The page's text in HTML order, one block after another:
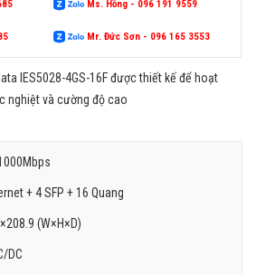
Ms. Hồng - 096 191 9559
Mr. Đức Sơn - 096 165 3553
IES5028-4GS-16F được thiết kế để hoạt
nghiệt và cường độ cao
+ 4 SFP + 16 Quang
(W×H×D)
DC